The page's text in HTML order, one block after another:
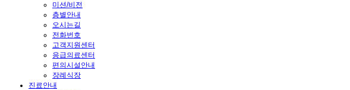
미션/비전
층별안내
오시는길
전화번호
고객지원센터
응급의료센터
편의시설안내
장례식장
진료안내